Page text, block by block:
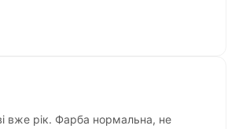
вже рік. Фарба нормальна, не